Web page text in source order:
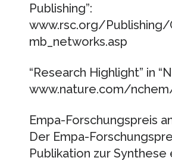
Publishing”:
www.rsc.org/
mb_networks.asp
“Research Highlight” in
www.nature.com/
Empa-Forschungspreis
Der Empa-
Publikation zur